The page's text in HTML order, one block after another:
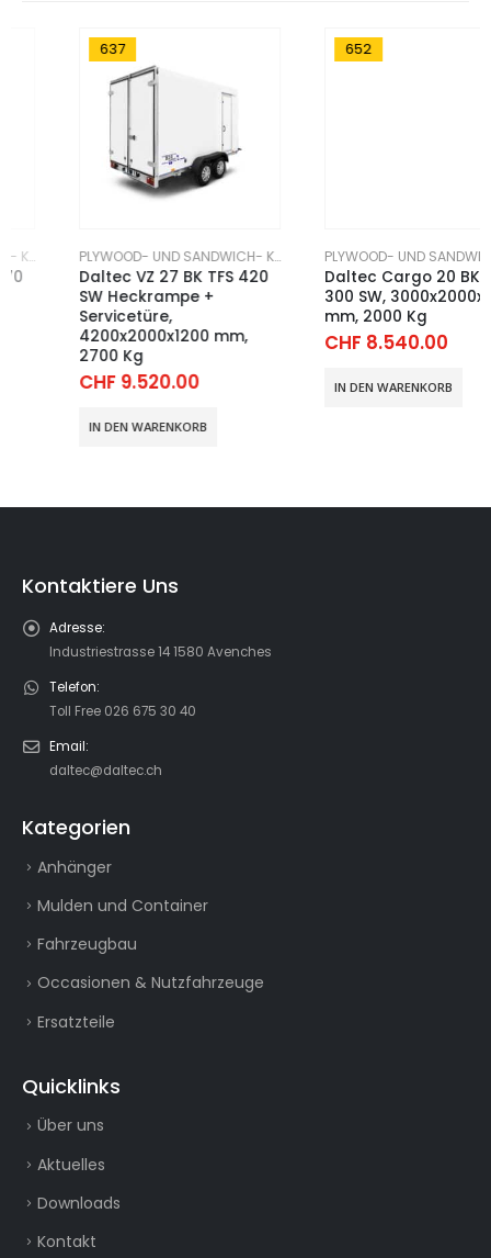
PLYWOOD- UND SANDWICH- KOFFERANHÄNGER
Daltec VZ 27 BK TFS 420
SW Heckrampe +
Servicetüre,
4200x2000x1200 mm,
2700 Kg
9.520.00
IN DEN WARENKORB
PLYWOOD- UND SANDWICH- KOFFERANHÄNGER
Daltec Cargo 20 BK TFSP
300 SW, 3000x2000x2100
mm, 2000 Kg
8.540.00
IN DEN WARENKORB
Kontaktiere Uns
Adresse:
Industriestrasse 14 1580 Avenches
Telefon:
Toll Free 026 675 30 40
Email:
daltec@daltec.ch
Kategorien
Anhänger
Mulden und Container
Fahrzeugbau
Occasionen & Nutzfahrzeuge
Ersatzteile
Quicklinks
Über uns
Aktuelles
Downloads
Kontakt